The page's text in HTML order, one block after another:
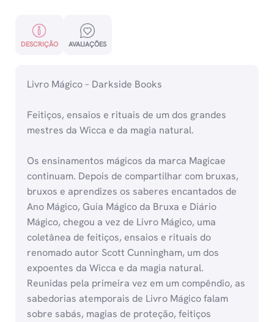
DESCRIÇÃO AVALIAÇÕES
Livro Mágico – Darkside Books
Feitiços, ensaios e rituais de um dos grandes
mestres da Wicca e da magia natural.
Os ensinamentos mágicos da marca Magicae
continuam. Depois de compartilhar com bruxas,
bruxos e aprendizes os saberes encantados de
Ano Mágico, Guia Mágico da Bruxa e Diário
Mágico, chegou a vez de Livro Mágico, uma
coletânea de feitiços, ensaios e rituais do
renomado autor Scott Cunningham, um dos
expoentes da Wicca e da magia natural.
Reunidas pela primeira vez em um compêndio, as
sabedorias atemporais de Livro Mágico falam
sobre sabás, magias de proteção, feitiços